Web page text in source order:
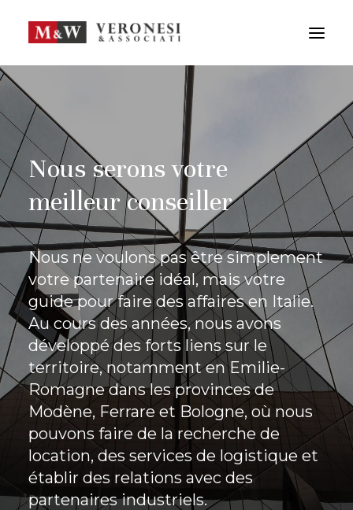
M&W STUDIO
SERVICES
EQUIPE
CONTACT
ITA
ENG
RECHERCHE
Nous serons votre
meilleur conseiller
Nous ne voulons pas être simplement
votre partenaire idéal, mais votre
guide pour faire des affaires en Italie.
Au cours des années, nous avons
développé des forts liens sur le
territoire, notamment en Emilie-
Romagne dans les provinces de
Modène, Ferrare et Bologne, où nous
pouvons faire de la recherche de
location, des services de logistique et
établir des relations avec des
partenaires industriels.